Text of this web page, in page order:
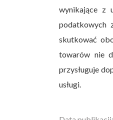
wynikające z
podatkowych
skutkować
towarów nie
przysługuje
usługi.